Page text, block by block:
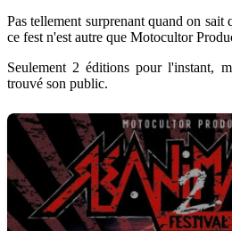
Pas tellement surprenant quand on sait
ce fest n'est autre que Motocultor
Seulement 2 éditions pour l'instant,
trouvé son public.